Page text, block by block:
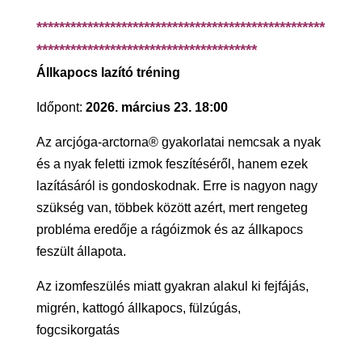
***************************************************
***************************************
Állkapocs lazító tréning
Időpont: 2026. március 23. 18:00
Az arcjóga-arctorna® gyakorlatai nemcsak a nyak
és a nyak feletti izmok feszítéséről, hanem ezek
lazításáról is gondoskodnak. Erre is nagyon nagy
szükség van, többek között azért, mert rengeteg
probléma eredője a rágóizmok és az állkapocs
feszült állapota.
Az izomfeszülés miatt gyakran alakul ki fejfájás,
migrén, kattogó állkapocs, fülzúgás,
fogcsikorgatás